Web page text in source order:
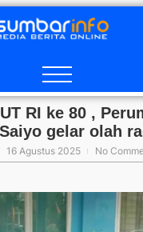
RI ke 80 ,
gelar olah
16 Agustus 2025 No